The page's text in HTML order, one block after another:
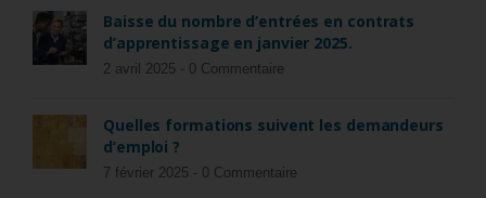
Baisse du nombre d’entrées en contrats
d’apprentissage en janvier 2025.
2 avril 2025 - 0 Commentaire
Quelles formations suivent les demandeurs
d’emploi ?
7 février 2025 - 0 Commentaire